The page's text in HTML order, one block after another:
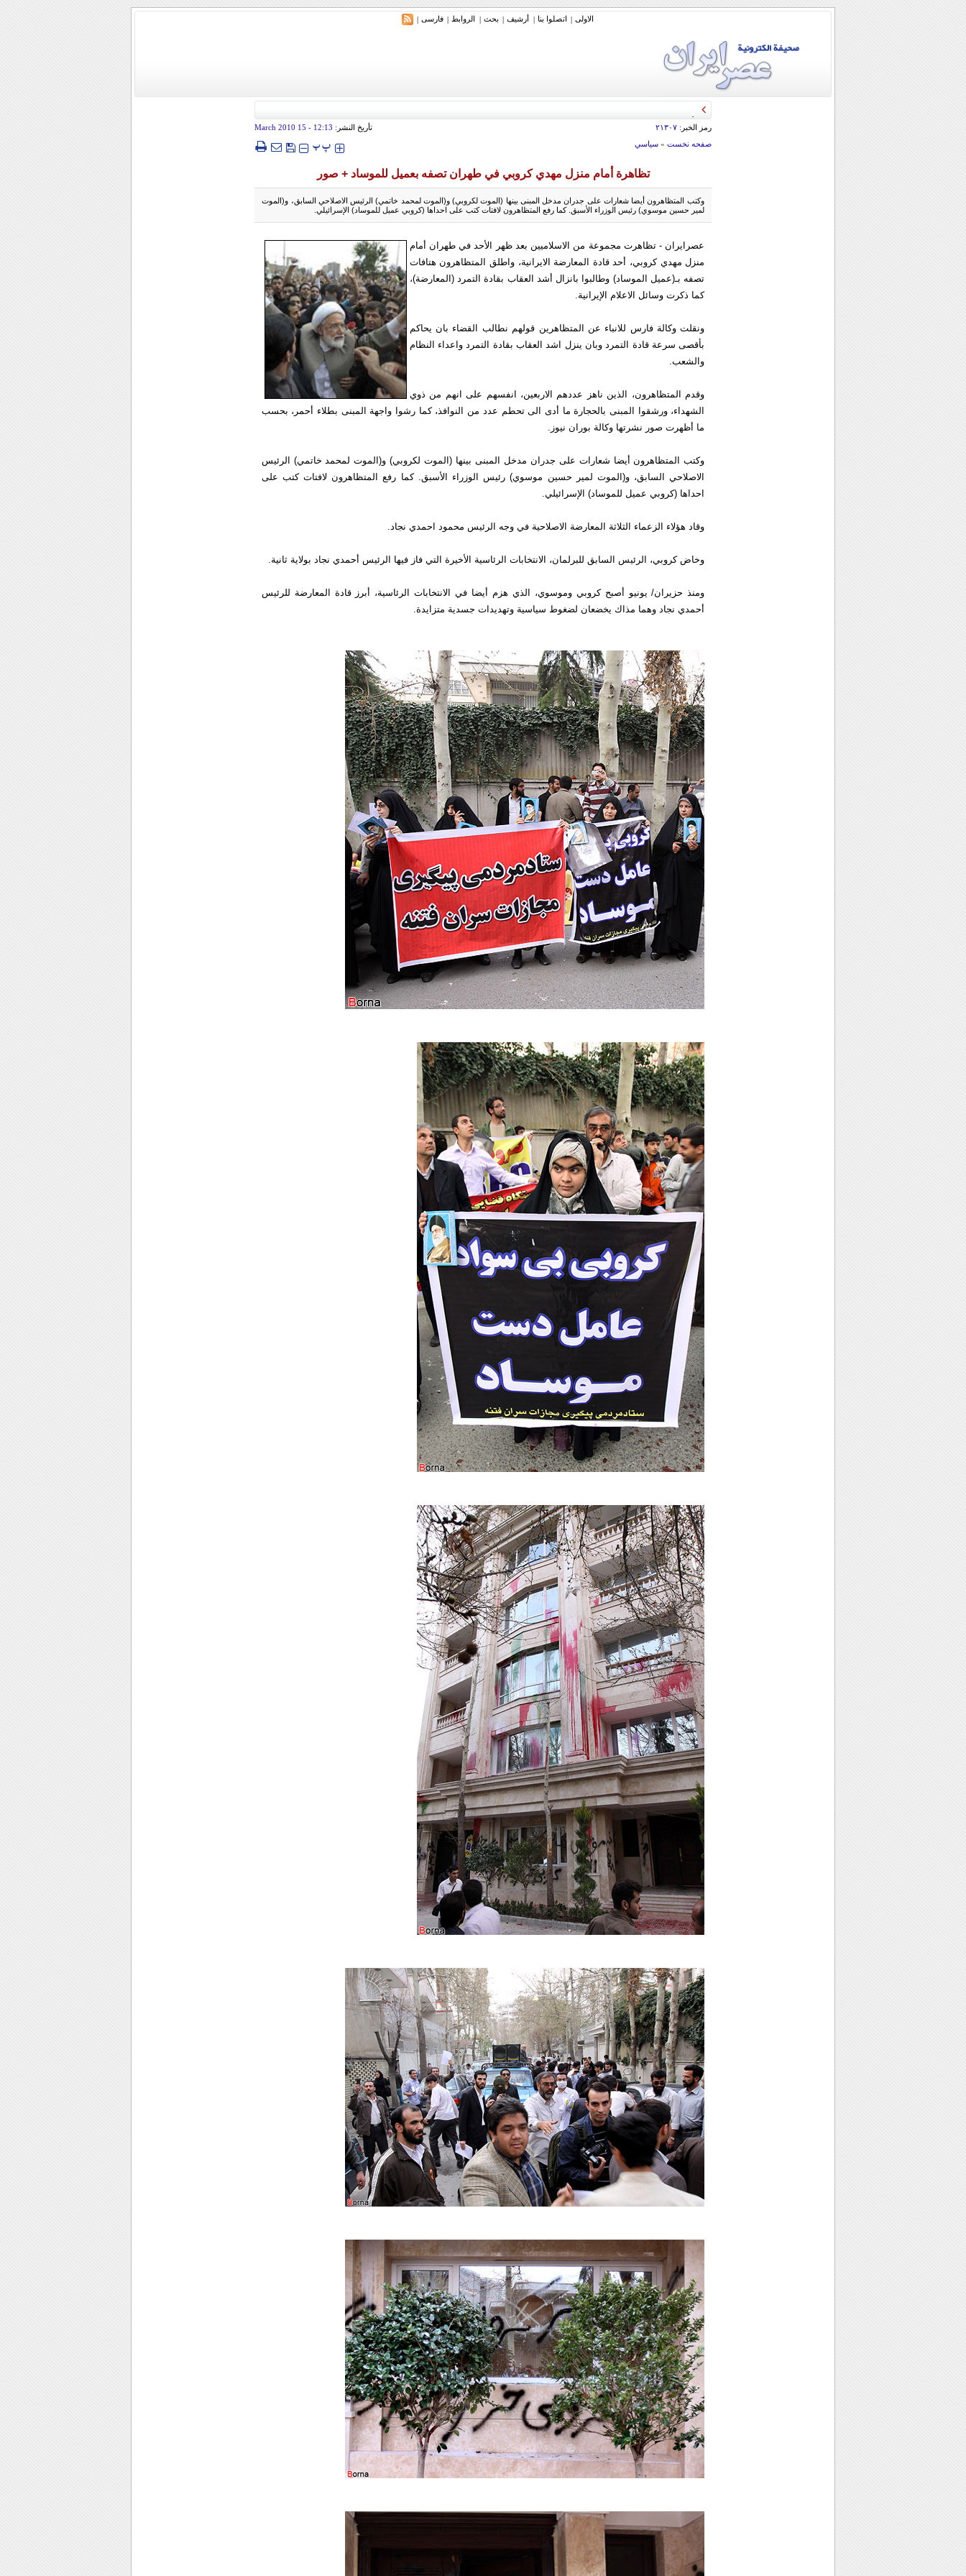
الاولی | اتصلوا بنا | أرشیف | بحث | الروابط | فارسی |
رمز الخبر: ۲۱۳۰۷ تأريخ النشر: 12:13
- 15 March 2010
صفحه نخست» سياسي ‍‍‍ پپ
تظاهرة أمام منزل مهدي كروبي في طهران تصفه بعميل للموساد + صور
وكتب المتظاهرون أيضا شعارات على جدران مدخل المبنى بينها (الموت لكروبي) و(الموت لمحمد خاتمي) الرئيس الاصلاحي السابق، و(الموت
لمير حسين موسوي) رئيس الوزراء الأسبق. كما رفع المتظاهرون لافتات كتب على احداها (كروبي عميل للموساد) الإسرائيلي.
عصرایران - تظاهرت مجموعة من الاسلاميين بعد ظهر الأحد في طهران أمام
منزل مهدي كروبي، أحد قادة المعارضة الايرانية، واطلق المتظاهرون هتافات
تصفه بـ(عميل الموساد) وطالبوا بانزال أشد العقاب بقادة التمرد (المعارضة)،
كما ذكرت وسائل الاعلام الإيرانية.
ونقلت وكالة فارس للانباء عن المتظاهرين قولهم نطالب القضاء بان يحاكم
بأقصى سرعة قادة التمرد وبان ينزل اشد العقاب بقادة التمرد واعداء النظام
والشعب.
وقدم المتظاهرون، الذين ناهز عددهم الاربعين، انفسهم على انهم من ذوي
الشهداء، ورشقوا المبنى بالحجارة ما أدى الى تحطم عدد من النوافذ، كما رشوا واجهة المبنى بطلاء أحمر، بحسب
ما أظهرت صور نشرتها وكالة بوران نيوز.
وكتب المتظاهرون أيضا شعارات على جدران مدخل المبنى بينها (الموت لكروبي) و(الموت لمحمد خاتمي) الرئيس
الاصلاحي السابق، و(الموت لمير حسين موسوي) رئيس الوزراء الأسبق. كما رفع المتظاهرون لافتات كتب على
احداها (كروبي عميل للموساد) الإسرائيلي.
وقاد هؤلاء الزعماء الثلاثة المعارضة الاصلاحية في وجه الرئيس محمود احمدي نجاد.
وخاض كروبي، الرئيس السابق للبرلمان، الانتخابات الرئاسية الأخيرة التي فاز فيها الرئيس أحمدي نجاد بولاية ثانية.
ومنذ حزيران/ يونيو أصبح كروبي وموسوي، الذي هزم أيضا في الانتخابات الرئاسية، أبرز قادة المعارضة للرئيس
أحمدي نجاد وهما مذاك يخضعان لضغوط سياسية وتهديدات جسدية متزايدة.